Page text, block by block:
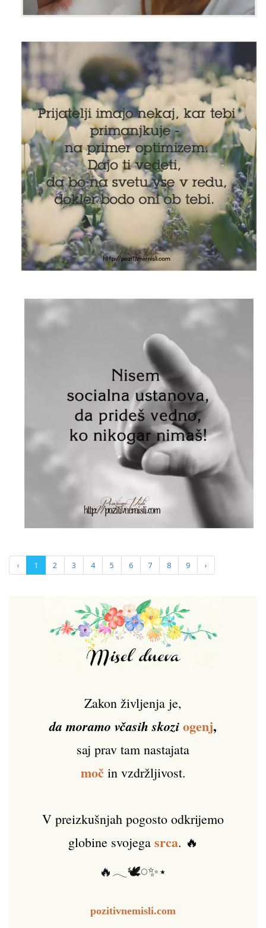
‹ 1 2 3 4 5 6 7 8 9 ›
Zakon življenja je,
da moramo včasih skoziogenj,
saj prav tam nastajata
močin vzdržljivost.
V preizkušnjah pogosto odkrijemo
globine svojega srca. 🔥
🔥𓂃🕊️𓏸✨⋆
pozitivnemisli.com